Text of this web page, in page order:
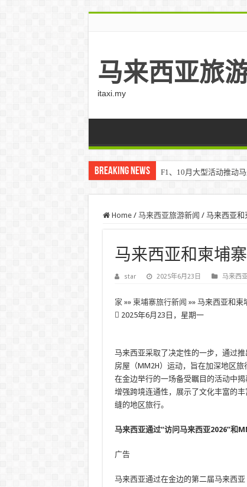
马来西亚旅
itaxi.my
Breaking News F1、10月大型活动推动
Home / 马来西亚旅游新闻 / 马来西亚
马来西亚和柬埔
star 2025年6月23日 马来西
家 »» 柬埔寨旅行新闻 »»马来西亚和柬
2025年6月23日，星期一
马来西亚采取了决定性的一步，通过
房屋（MM2H）运动，旨在加深地区
在金边举行的一场备受瞩目的活动中
增强跨境连通性，展示了文化丰富的
缝的地区旅行。
马来西亚通过“访问马来西亚2026”和
广告
马来西亚通过在金边的第二届马来西